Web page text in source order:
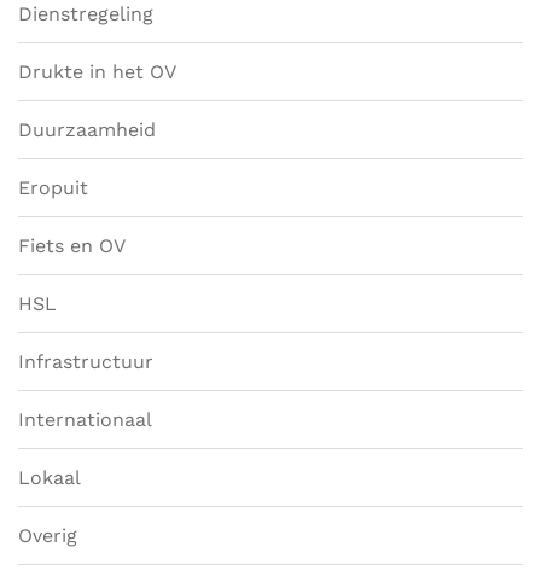
Dienstregeling
Drukte in het OV
Duurzaamheid
Eropuit
Fiets en OV
HSL
Infrastructuur
Internationaal
Lokaal
Overig